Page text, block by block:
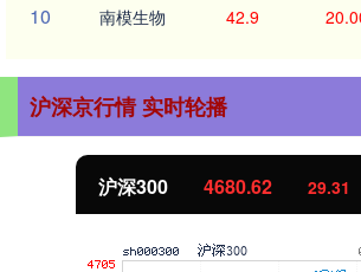
10 南模生物 42.9
沪深京行情 实时轮播
北证50 1131.69